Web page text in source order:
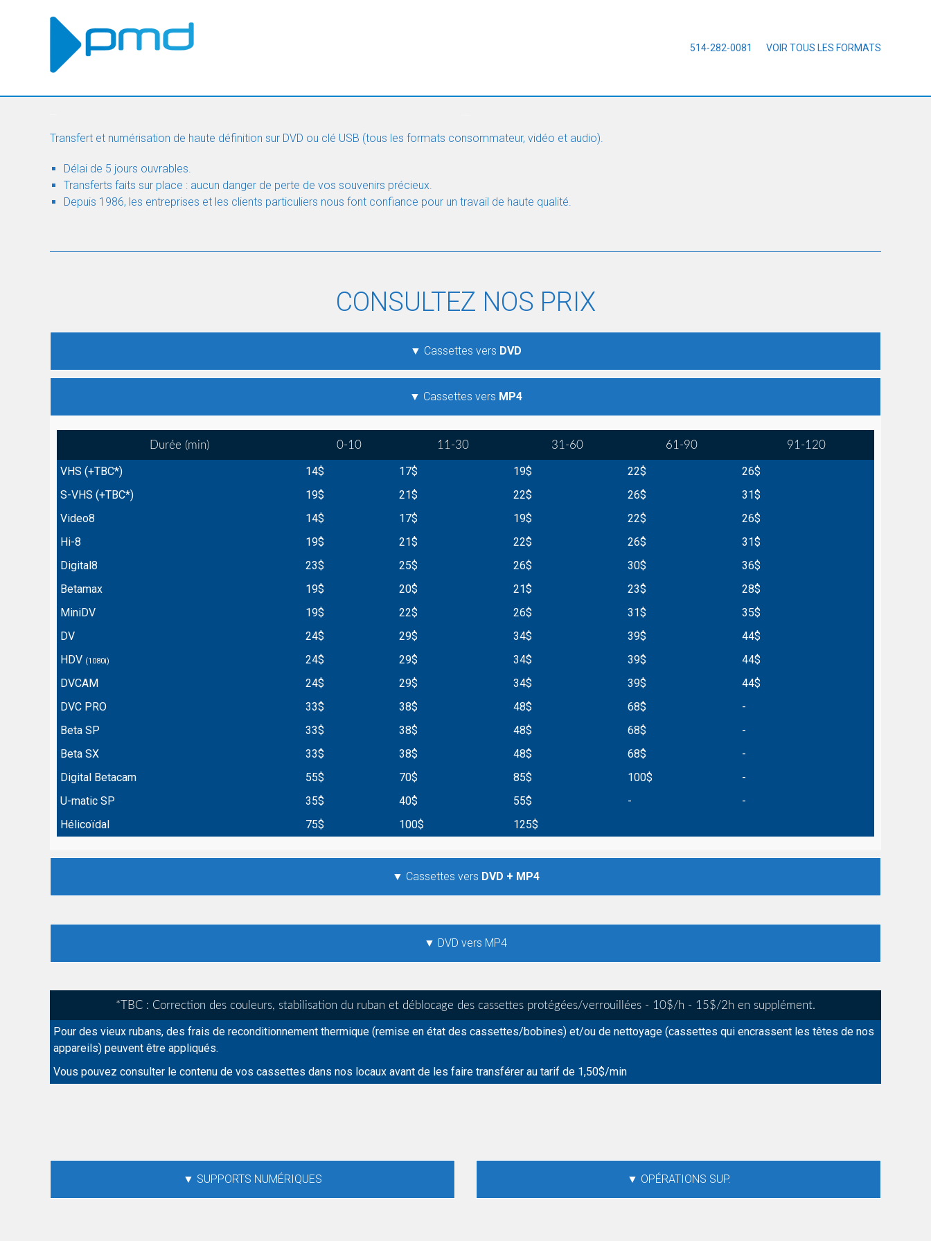
514-282-0081 VOIR TOUS LES FORMATS
Transfert et numérisation de haute définition sur DVD ou clé USB (tous les formats consommateur, vidéo et audio).
Délai de 5 jours ouvrables.
Transferts faits sur place : aucun danger de perte de vos souvenirs précieux.
Depuis 1986, les entreprises et les clients particuliers nous font confiance pour un travail de haute qualité.
CONSULTEZ NOS PRIX
▼ Cassettes vers DVD
▼ Cassettes vers MP4
Durée (min) 0-10 11-30 31-60 61-90 91-120
VHS (+TBC*) 14$ 17$ 19$ 22$
26$
S-VHS (+TBC*)
19$ 21$ 22$ 26$
31$
Video8
14$ 17$ 19$ 22$
26$
Hi-8
19$ 21$ 22$ 26$
31$
Digital8
23$ 25$ 26$ 30$
36$
Betamax
19$ 20$ 21$ 23$
28$
MiniDV
19$ 22$ 26$ 31$
35$
DV
24$ 29$ 34$ 39$
44$
HDV (1080i) 24$ 29$ 34$ 39$
44$
DVCAM
24$ 29$ 34$ 39$
44$
DVC PRO
33$ 38$ 48$ 68$
-
Beta SP
33$ 38$ 48$ 68$
-
Beta SX
33$ 38$ 48$ 68$
-
Digital Betacam
55$ 70$ 85$ 100$
-
U-matic SP
35$ 40$ 55$ -
-
Hélicoïdal
75$ 100$ 125$
▼ Cassettes vers DVD + MP4
▼ DVD vers MP4
*TBC : Correction des couleurs, stabilisation du ruban et déblocage des cassettes protégées/verrouillées - 10$/h - 15$/2h en supplément.
Pour des vieux rubans, des frais de reconditionnement thermique (remise en état des cassettes/bobines) et/ou de nettoyage (cassettes qui encrassent les têtes de nos
appareils) peuvent être appliqués.
Vous pouvez consulter le contenu de vos cassettes dans nos locaux avant de les faire transférer au tarif de 1,50$/min
▼ SUPPORTS NUMÉRIQUES ▼ OPÉRATIONS SUP.